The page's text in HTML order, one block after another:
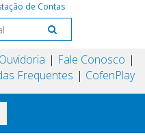
de Contas
Ouvidoria
Fale Conosco
Frequentes
CofenPlay